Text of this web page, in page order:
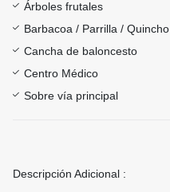
Árboles frutales
Barbacoa / Parrilla / Quincho
Cancha de baloncesto
Centro Médico
Sobre vía principal
Descripción Adicional :